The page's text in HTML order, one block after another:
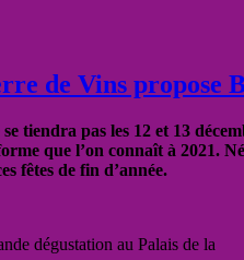
de Vins propose
tiendra pas les 12 et 13
que l’on connaît à 2021.
fêtes de fin d’année.
dégustation au Palais de la